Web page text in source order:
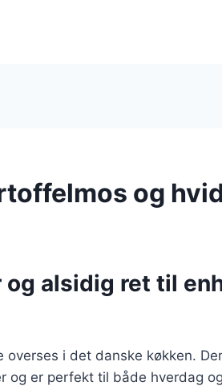
og
alsidig ret til
i det danske køkken.
og er perfekt til både hverdag